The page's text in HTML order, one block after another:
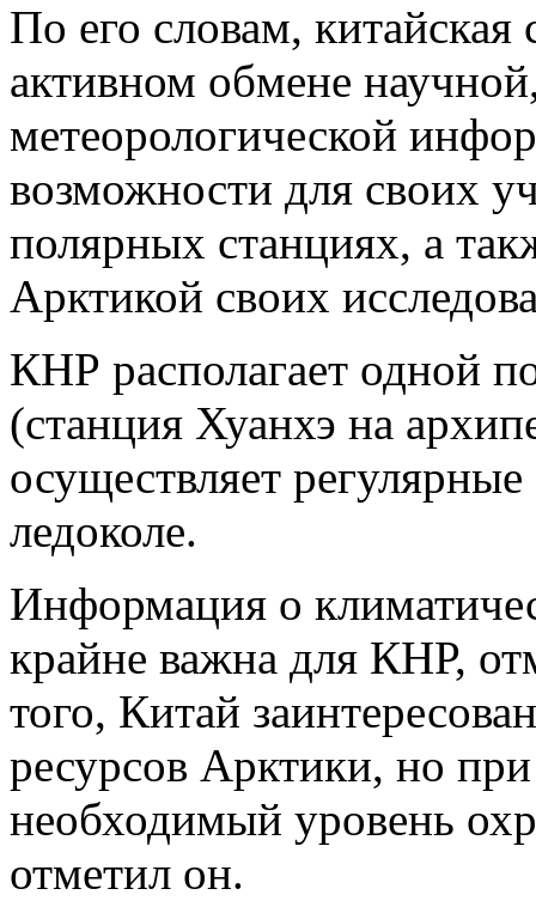
По его словам, китайская
активном обмене
метеорологической
возможности для своих
полярных станциях, а
Арктикой своих
КНР располагает одной
(станция Хуанхэ на
осуществляет
ледоколе.
Информация о
крайне важна для КНР,
того, Китай
ресурсов Арктики, но
необходимый уровень
отметил он.